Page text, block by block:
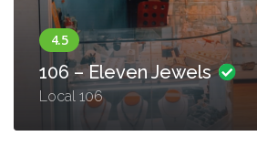
106 – Eleven Jewels
Local 106